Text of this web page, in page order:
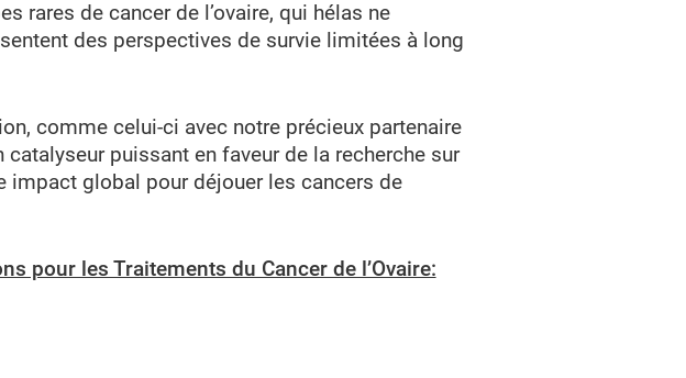
rares de cancer de l’ovaire, qui hélas ne
des perspectives de survie limitées à long
comme celui-ci avec notre précieux partenaire
puissant en faveur de la recherche sur
global pour déjouer les cancers de
pour les Traitements du Cancer de l’Ovaire: